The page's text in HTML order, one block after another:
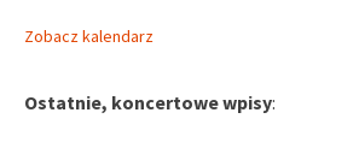
Zobacz kalendarz
Ostatnie, koncertowe wpisy: